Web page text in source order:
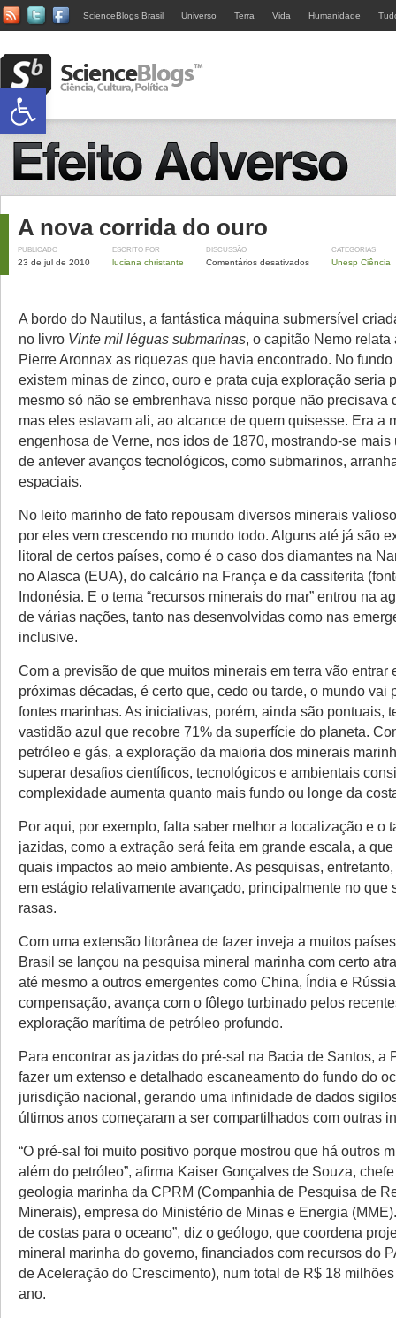
ScienceBlogs Brasil Universo Terra Vida Humanidade
A nova corrida do ouro
PUBLICADO
23 de jul de 2010
ESCRITO POR
luciana christante
DISCUSSÃO
Comentários desativados
CATEGORIAS
Unesp Ciência
A bordo do Nautilus, a fantástica máquina submersível
no livro Vinte mil léguas submarinas, o capitão Nemo relata
Pierre Aronnax as riquezas que havia encontrado. No fundo
existem minas de zinco, ouro e prata cuja exploração seria
mesmo só não se embrenhava nisso porque não precisava
mas eles estavam ali, ao alcance de quem quisesse. Era a
engenhosa de Verne, nos idos de 1870, mostrando-se mais
de antever avanços tecnológicos, como submarinos,
espaciais.
No leito marinho de fato repousam diversos minerais
por eles vem crescendo no mundo todo. Alguns até já são
litoral de certos países, como é o caso dos diamantes na
no Alasca (EUA), do calcário na França e da cassiterita
Indonésia. E o tema “recursos minerais do mar” entrou na
de várias nações, tanto nas desenvolvidas como nas
inclusive.
Com a previsão de que muitos minerais em terra vão entrar
próximas décadas, é certo que, cedo ou tarde, o mundo vai
fontes marinhas. As iniciativas, porém, ainda são pontuais,
vastidão azul que recobre 71% da superfície do planeta.
petróleo e gás, a exploração da maioria dos minerais
superar desafios científicos, tecnológicos e ambientais
complexidade aumenta quanto mais fundo ou longe da
Por aqui, por exemplo, falta saber melhor a localização e o
jazidas, como a extração será feita em grande escala, a
quais impactos ao meio ambiente. As pesquisas,
em estágio relativamente avançado, principalmente no que
rasas.
Com uma extensão litorânea de fazer inveja a muitos
Brasil se lançou na pesquisa mineral marinha com certo
até mesmo a outros emergentes como China, Índia e
compensação, avança com o fôlego turbinado pelos
exploração marítima de petróleo profundo.
Para encontrar as jazidas do pré-sal na Bacia de Santos, a
fazer um extenso e detalhado escaneamento do fundo do
jurisdição nacional, gerando uma infinidade de dados
últimos anos começaram a ser compartilhados com outras
“O pré-sal foi muito positivo porque mostrou que há outros
além do petróleo”, afirma Kaiser Gonçalves de Souza,
geologia marinha da CPRM (Companhia de Pesquisa de
Minerais), empresa do Ministério de Minas e Energia
de costas para o oceano”, diz o geólogo, que coordena
mineral marinha do governo, financiados com recursos do
de Aceleração do Crescimento), num total de R$ 18
ano.
Abrir a barra de ferramentas